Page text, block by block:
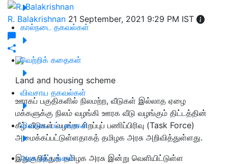
கால்நடை தகவல்கள்
வெற்றிக் கதைகள்
விவசாய தகவல்கள்
விவசாய பட்டறைகள்
அரசு திட்டங்கள்
R. Balakrishnan 21 September, 2021 9:29 PM IST
Land and housing scheme
ஊரகப் பகுதிகளில் நிலமற்ற, வீடுகள் இல்லாத ஏழை
மக்களுக்கு நிலம் வழங்கி ஊரக வீடு வழங்கும் திட்டத்தின்
கீழ் வீடுகள் வழங்க சிறப்புப் பணிப்பிரிவு (Task Force)
அமைக்கப்பட்டுள்ளதாகத் தமிழக அரசு அறிவித்துள்ளது.
இதுகுறித்துத் தமிழக அரசு இன்று வெளியிட்டுள்ள